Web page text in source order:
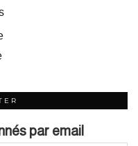
par email